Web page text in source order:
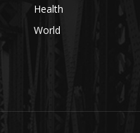
Health
World